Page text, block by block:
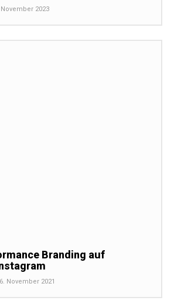
November 2023
Branding auf
November 2021